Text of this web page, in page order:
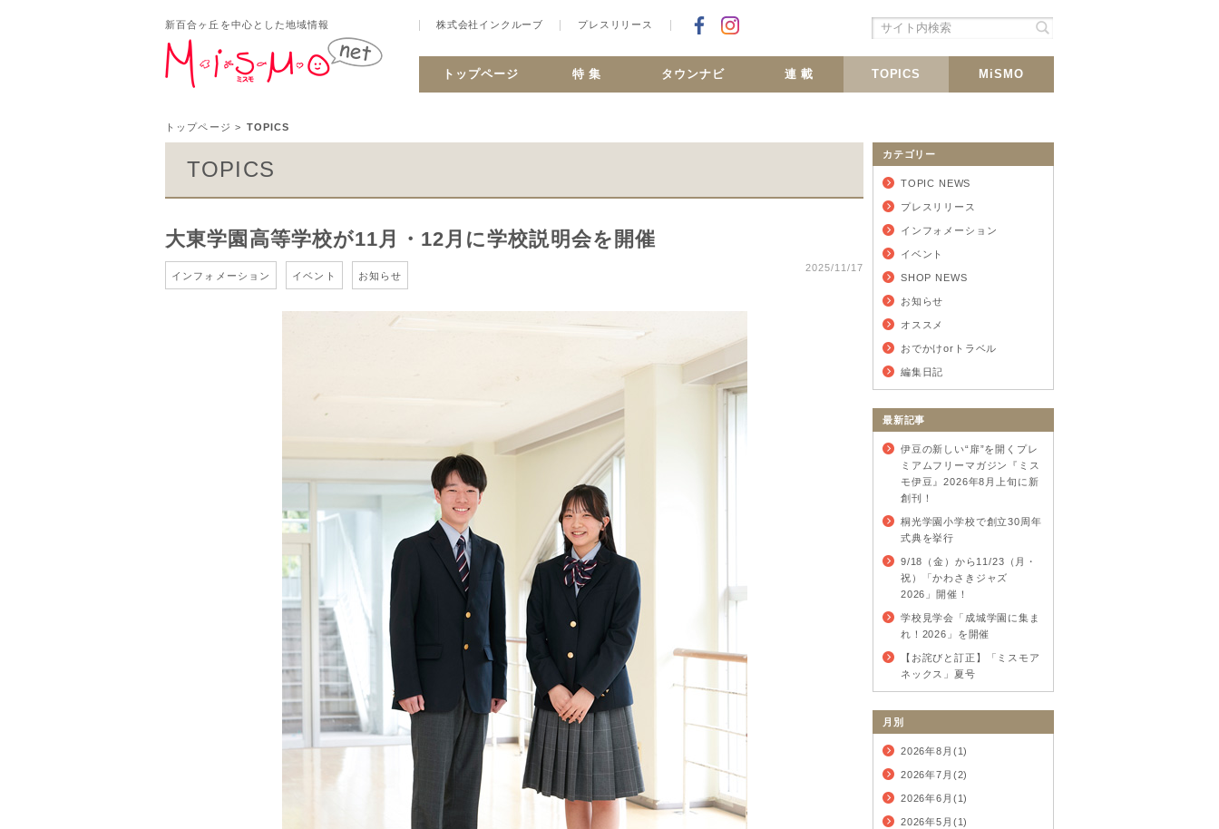
新百合ヶ丘を中心とした地域情報 株式会社インクルーブ プレスリリース Facebookでシェア
トップページ 特 集 タウンナビ 連 載 TOPICS MiSMO
トップページ > TOPICS
カテゴリー
TOPIC NEWS
プレスリリース
インフォメーション
イベント
SHOP NEWS
お知らせ
オススメ
おでかけorトラベル
編集日記
最新記事
伊豆の新しい“扉”を開くプレ
ミアムフリーマガジン『ミス
モ伊豆』2026年8月上旬に新
創刊！
桐光学園小学校で創立30周年
式典を挙行
9/18（金）から11/23（月・
祝）「かわさきジャズ
2026」開催！
学校見学会「成城学園に集ま
れ！2026」を開催
【お詫びと訂正】「ミスモア
ネックス」夏号
月別
2026年8月(1)
2026年7月(2)
2026年6月(1)
2026年5月(1)
TOPICS
大東学園高等学校が11月・12月に学校説明会を開催
2025/11/17
インフォメーション イベント お知らせ